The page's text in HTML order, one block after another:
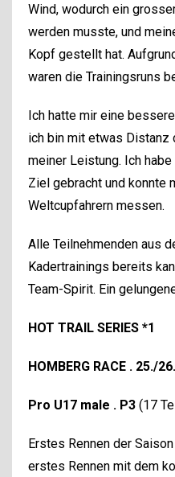
Wind, wodurch ein
werden musste, und
Kopf gestellt hat.
waren die Trainingsruns
Ich hatte mir eine
ich bin mit etwas
meiner Leistung. Ich
Ziel gebracht und konnte
Weltcupfahrern messen.
Alle Teilnehmenden aus
Kadertrainings bereits
Team-Spirit. Ein
HOT TRAIL SERIES *1
HOMBERG RACE . 25./
Pro U17 male . P3 (17
Erstes Rennen der
erstes Rennen mit dem